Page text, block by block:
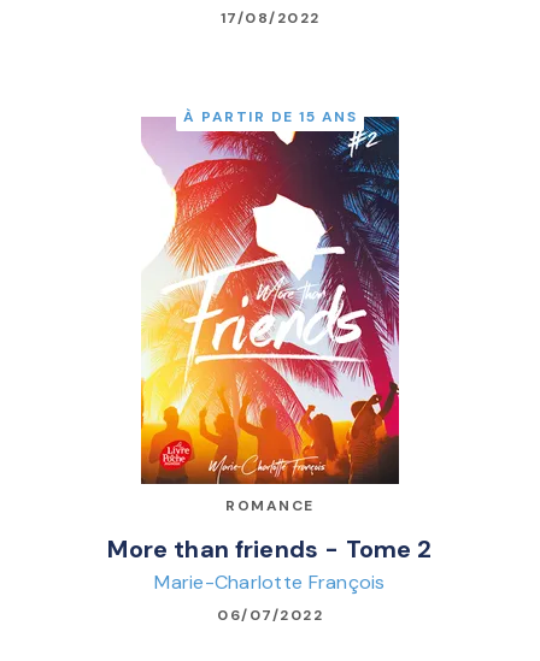
17/08/2022
À PARTIR DE 15 ANS
ROMANCE
More than friends - Tome 2
Marie-Charlotte François
06/07/2022